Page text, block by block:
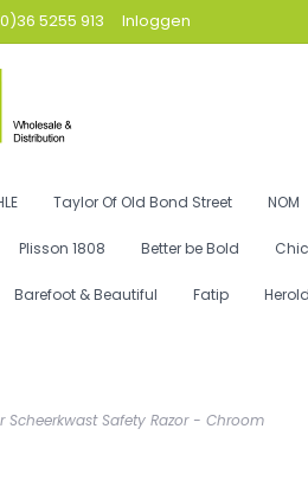
5255 913 Inloggen
Taylor Of Old Bond Street NOM
Plisson 1808 Better be Bold
Barefoot & Beautiful Fatip
Scheerkwast Safety Razor - Chroom